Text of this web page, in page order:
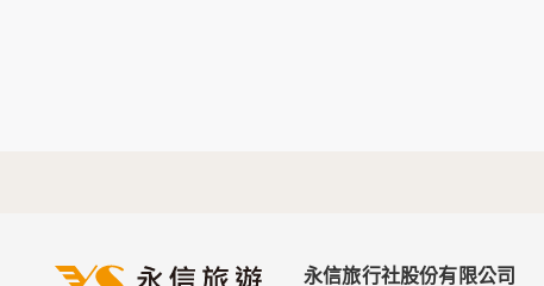
永信旅行社股份有限公司